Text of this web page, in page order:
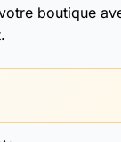
boutique